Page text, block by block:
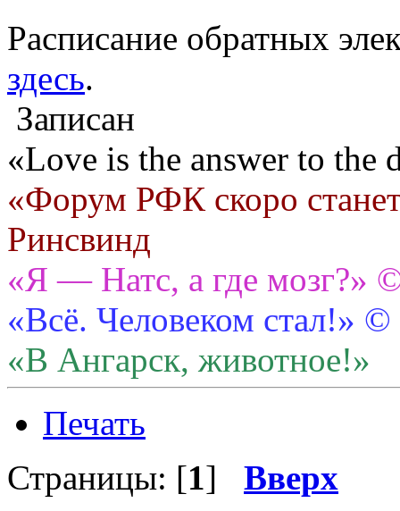
Расписание обратных
здесь.
Записан
«Love is the answer to the
«Форум РФК скоро
Ринсвинд
«Я — Натс, а где мозг?»
«Всё. Человеком стал!»
«В Ангарск, животное!»
Печать
Страницы: [1] Вверх